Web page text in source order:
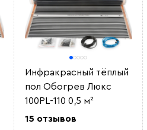
Инфракрасный тёплый
пол Обогрев Люкс
100PL-110 0,5 м²
15 отзывов